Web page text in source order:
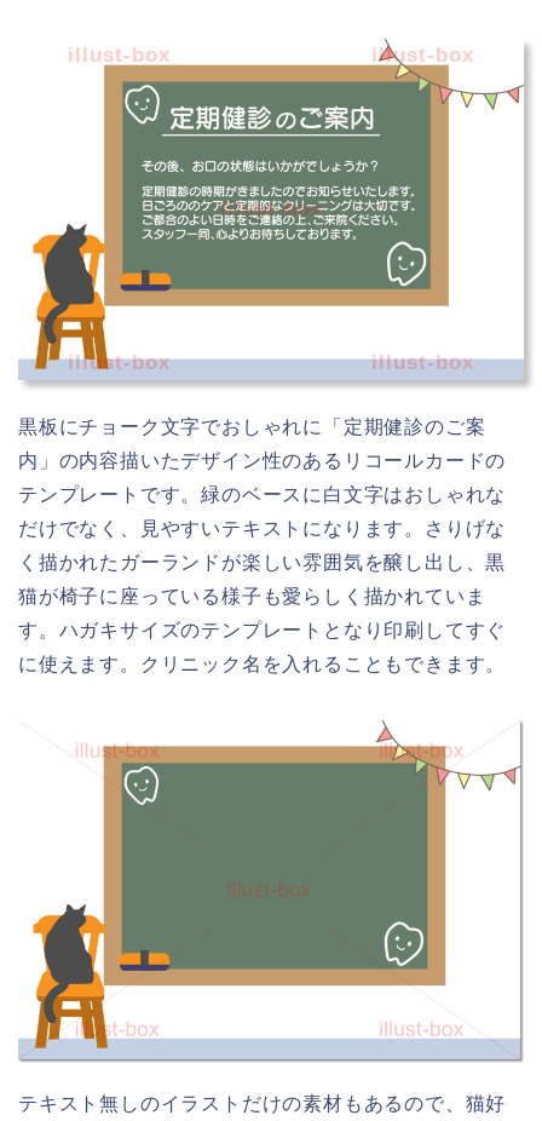
illust-box
illust-box illust-box
illust-box illust-box
黒板にチョーク文字でおしゃれに「定期健診のご案
内」の内容描いたデザイン性のあるリコールカードの
テンプレートです。緑のベースに白文字はおしゃれな
だけでなく、見やすいテキストになります。さりげな
く描かれたガーランドが楽しい雰囲気を醸し出し、黒
猫が椅子に座っている様子も愛らしく描かれていま
す。ハガキサイズのテンプレートとなり印刷してすぐ
に使えます。クリニック名を入れることもできます。
テキスト無しのイラストだけの素材もあるので、猫好